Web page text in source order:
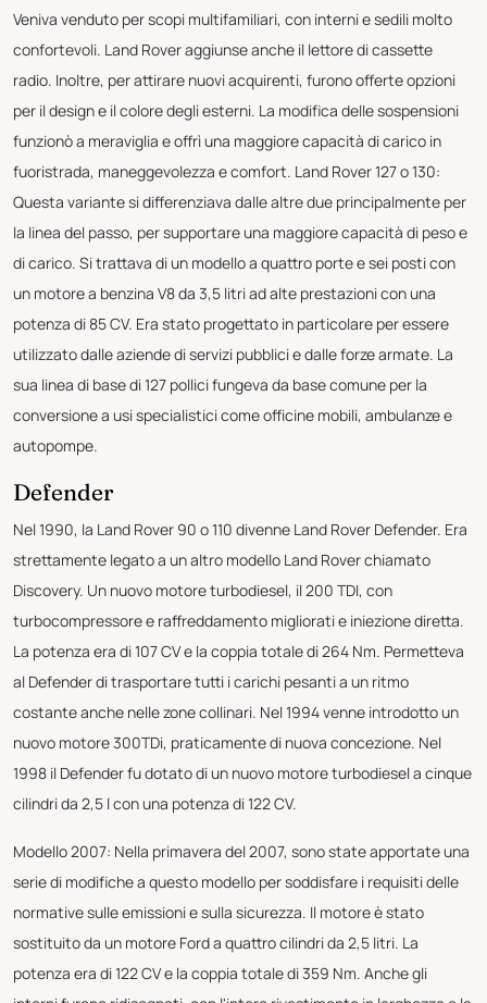
Veniva venduto per scopi multifamiliari, con interni e sedili molto
confortevoli. Land Rover aggiunse anche il lettore di cassette
radio. Inoltre, per attirare nuovi acquirenti, furono offerte opzioni
per il design e il colore degli esterni. La modifica delle sospensioni
funzionò a meraviglia e offrì una maggiore capacità di carico in
fuoristrada, maneggevolezza e comfort. Land Rover 127 o 130:
Questa variante si differenziava dalle altre due principalmente per
la linea del passo, per supportare una maggiore capacità di peso e
di carico. Si trattava di un modello a quattro porte e sei posti con
un motore a benzina V8 da 3,5 litri ad alte prestazioni con una
potenza di 85 CV. Era stato progettato in particolare per essere
utilizzato dalle aziende di servizi pubblici e dalle forze armate. La
sua linea di base di 127 pollici fungeva da base comune per la
conversione a usi specialistici come officine mobili, ambulanze e
autopompe.
Defender
Nel 1990, la Land Rover 90 o 110 divenne Land Rover Defender. Era
strettamente legato a un altro modello Land Rover chiamato
Discovery. Un nuovo motore turbodiesel, il 200 TDI, con
turbocompressore e raffreddamento migliorati e iniezione diretta.
La potenza era di 107 CV e la coppia totale di 264 Nm. Permetteva
al Defender di trasportare tutti i carichi pesanti a un ritmo
costante anche nelle zone collinari. Nel 1994 venne introdotto un
nuovo motore 300TDi, praticamente di nuova concezione. Nel
1998 il Defender fu dotato di un nuovo motore turbodiesel a cinque
cilindri da 2,5 l con una potenza di 122 CV.
Modello 2007: Nella primavera del 2007, sono state apportate una
serie di modifiche a questo modello per soddisfare i requisiti delle
normative sulle emissioni e sulla sicurezza. Il motore è stato
sostituito da un motore Ford a quattro cilindri da 2,5 litri. La
potenza era di 122 CV e la coppia totale di 359 Nm. Anche gli